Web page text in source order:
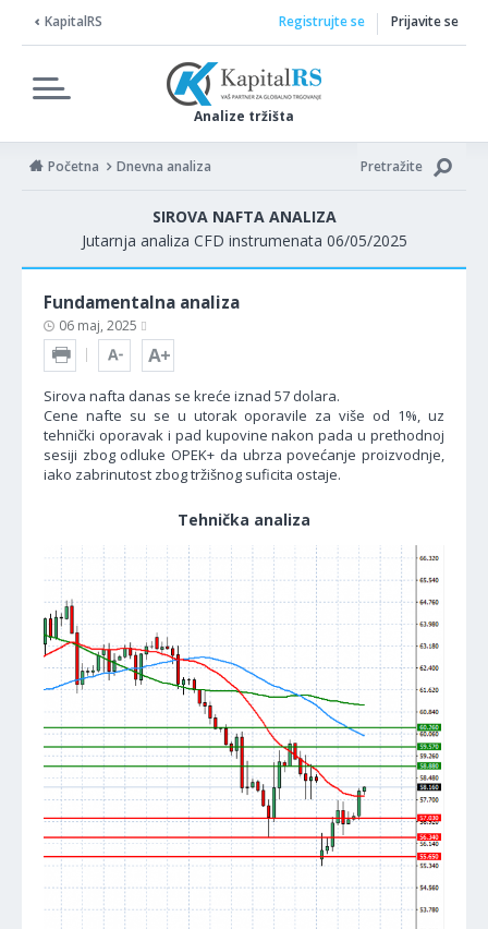
KapitalRS
Analize tržišta
Registrujte se Prijavite se
Početna Dnevna analiza Pretražite
SIROVA NAFTA ANALIZA
Jutarnja analiza CFD instrumenata 06/05/2025
Fundamentalna analiza
06 maj, 2025
Sirova nafta danas se kreće iznad 57 dolara.
Cene nafte su se u utorak oporavile za više od 1%, uz
tehnički oporavak i pad kupovine nakon pada u prethodnoj
sesiji zbog odluke OPEK+ da ubrza povećanje proizvodnje,
iako zabrinutost zbog tržišnog suficita ostaje.
Tehnička analiza